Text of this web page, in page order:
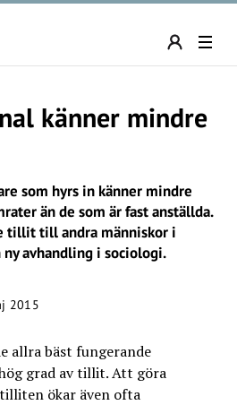
känner mindre
som hyrs in känner mindre
än de som är fast anställda.
tillit till andra människor i
avhandling i sociologi.
2015
allra bäst fungerande
grad av tillit. Att göra
ökar även ofta